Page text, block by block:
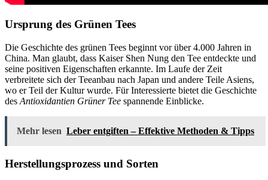
Ursprung des Grünen Tees
Die Geschichte des grünen Tees beginnt vor über 4.000 Jahren in
China. Man glaubt, dass Kaiser Shen Nung den Tee entdeckte und
seine positiven Eigenschaften erkannte. Im Laufe der Zeit
verbreitete sich der Teeanbau nach Japan und andere Teile Asiens,
wo er Teil der Kultur wurde. Für Interessierte bietet die Geschichte
des Antioxidantien Grüner Tee spannende Einblicke.
Mehr lesen Leber entgiften – Effektive Methoden & Tipps
Herstellungsprozess und Sorten